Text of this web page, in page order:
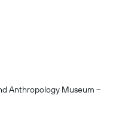
Anthropology Museum